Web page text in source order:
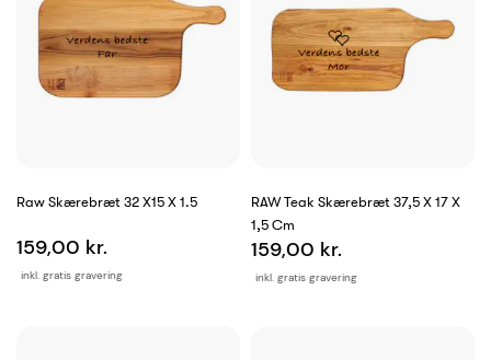
Raw Skærebræt 32 X15 X 1.5
inkl. gratis gravering
159,00 kr.
RAW Teak Skærebræt 37,5 X 17 X
1,5 Cm
inkl. gratis gravering
159,00 kr.